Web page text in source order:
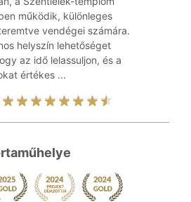
működik, különleges
vendégei számára.
helyszín lehetőséget
az idő lelassuljon, és a
értékes ...